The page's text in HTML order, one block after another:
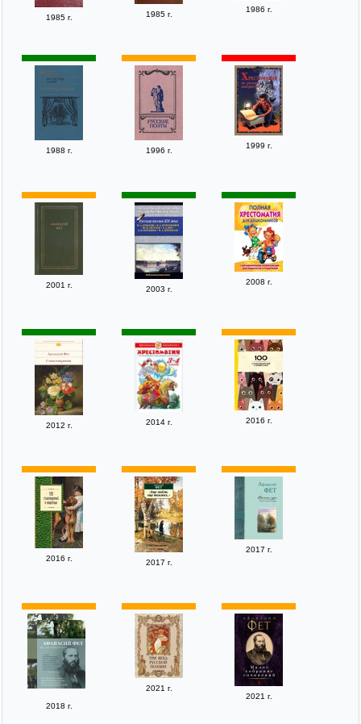
1985 г. 1985 г.
1986 г.
1988 г. 1996 г.
1999 г.
2001 г. 2003 г.
2008 г.
2012 г. 2014 г. 2016 г.
2016 г. 2017 г.
2017 г.
2018 г.
2021 г.
2021 г.